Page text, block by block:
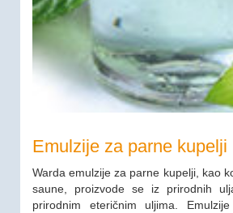
Emulzije za parne kupelji
Warda emulzije za parne kupelji, kao
saune, proizvode se iz prirodnih
prirodnim eteričnim uljima.